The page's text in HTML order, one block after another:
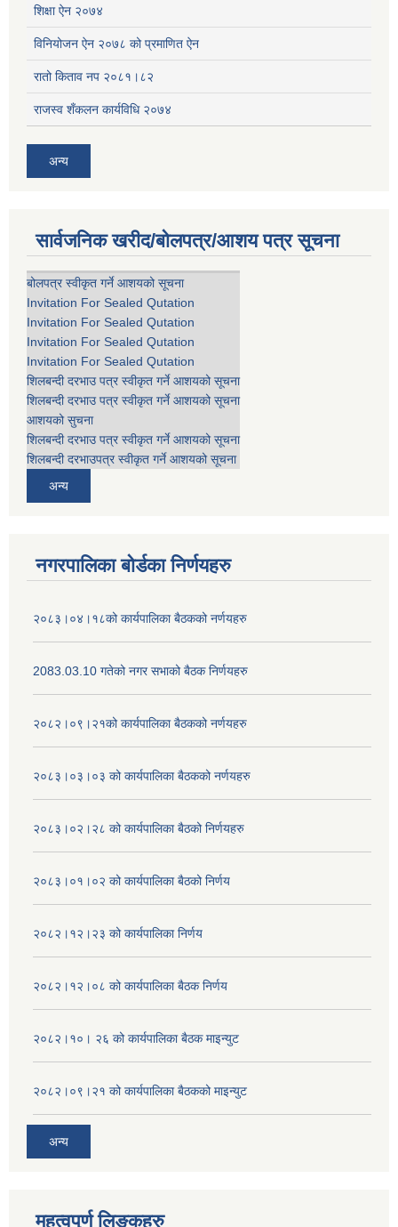
शिक्षा ऐन २०७४
विनियोजन ऐन २०७८ को प्रमाणित ऐन
रातो किताव नप २०८१।८२
राजस्व शँकलन कार्यविधि २०७४
अन्य
सार्वजनिक खरीद/बोलपत्र/आशय पत्र सूचना
बोलपत्र स्वीकृत गर्ने आशयको सूचना
Invitation For Sealed Qutation
Invitation For Sealed Qutation
Invitation For Sealed Qutation
Invitation For Sealed Qutation
शिलबन्दी दरभाउ पत्र स्वीकृत गर्ने आशयको सूचना
शिलबन्दी दरभाउ पत्र स्वीकृत गर्ने आशयको सूचना
आशयको सुचना
शिलबन्दी दरभाउ पत्र स्वीकृत गर्ने आशयको सूचना
शिलबन्दी दरभाउपत्र स्वीकृत गर्ने आशयको सूचना
अन्य
नगरपालिका बोर्डका निर्णयहरु
२०८३।०४।१८को कार्यपालिका बैठकको नर्णयहरु
2083.03.10 गतेको नगर सभाको बैठक निर्णयहरु
२०८२।०९।२१को कार्यपालिका बैठकको नर्णयहरु
२०८३।०३।०३ को कार्यपालिका बैठकको नर्णयहरु
२०८३।०२।२८ को कार्यपालिका बैठको निर्णयहरु
२०८३।०१।०२ को कार्यपालिका बैठको निर्णय
२०८२।१२।२३ को कार्यपालिका निर्णय
२०८२।१२।०८ को कार्यपालिका बैठक निर्णय
२०८२।१०। २६ को कार्यपालिका बैठक माइन्युट
२०८२।०९।२१ को कार्यपालिका बैठकको माइन्युट
अन्य
महत्वपुर्ण लिङ्कहरु